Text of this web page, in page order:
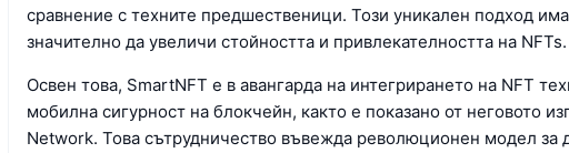
сравнение с техните предшественици. Този уникален подход
значително да увеличи стойността и привлекателността на NFTs.
Освен това, SmartNFT е в авангарда на интегрирането на NFT
мобилна сигурност на блокчейн, както е показано от неговото
Network. Това сътрудничество въвежда революционен модел за